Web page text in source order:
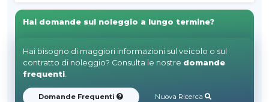
Hai domande sul noleggio a lungo termine?
Hai bisogno di maggiori informazioni sul veicolo o sul
contratto di noleggio? Consulta le nostre domande
frequenti.
Domande Frequenti Nuova Ricerca